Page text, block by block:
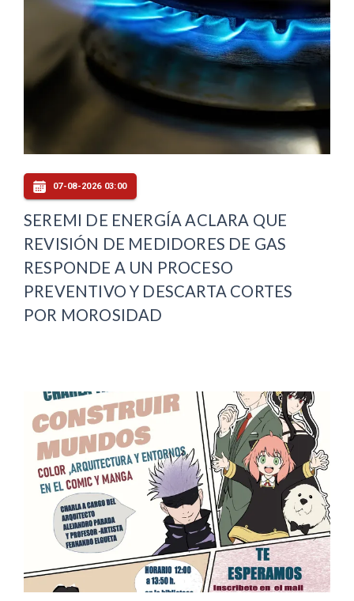
07-08-2026 03:00
SEREMI DE ENERGÍA ACLARA QUE
REVISIÓN DE MEDIDORES DE GAS
RESPONDE A UN PROCESO
PREVENTIVO Y DESCARTA CORTES
POR MOROSIDAD